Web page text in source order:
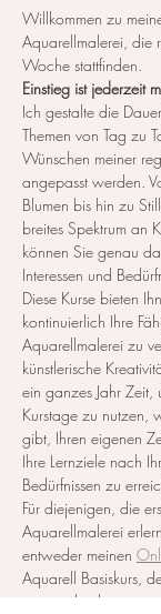
Willkommen zu
Aquarellmalerei, die
Woche stattfinden.
Einstieg ist jederzeit
Ich gestalte die
Themen von Tag zu
Wünschen meiner
angepasst werden.
Blumen bis hin zu
breites Spektrum an
können Sie genau
Interessen und
Diese Kurse bieten
kontinuierlich Ihre
Aquarellmalerei zu
künstlerische
ein ganzes Jahr Zeit,
Kurstage zu nutzen,
gibt, Ihren eigenen
Ihre Lernziele nach
Bedürfnissen zu
Für diejenigen, die
Aquarellmalerei
entweder meinen
Aquarell Basiskurs,
ausgeschrieben ist,